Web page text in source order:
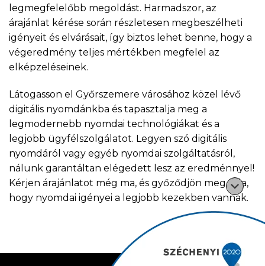
legmegfelelőbb megoldást. Harmadszor, az
árajánlat kérése során részletesen megbeszélheti
igényeit és elvárásait, így biztos lehet benne, hogy a
végeredmény teljes mértékben megfelel az
elképzeléseinek.
Látogasson el Győrszemere városához közel lévő
digitális nyomdánkba és tapasztalja meg a
legmodernebb nyomdai technológiákat és a
legjobb ügyfélszolgálatot. Legyen szó digitális
nyomdáról vagy egyéb nyomdai szolgáltatásról,
nálunk garantáltan elégedett lesz az eredménnyel!
Kérjen árajánlatot még ma, és győződjön meg róla,
hogy nyomdai igényei a legjobb kezekben vannak.